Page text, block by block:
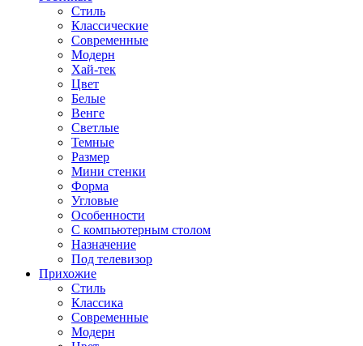
Стиль
Классические
Современные
Модерн
Хай-тек
Цвет
Белые
Венге
Светлые
Темные
Размер
Мини стенки
Форма
Угловые
Особенности
С компьютерным столом
Назначение
Под телевизор
Прихожие
Стиль
Классика
Современные
Модерн